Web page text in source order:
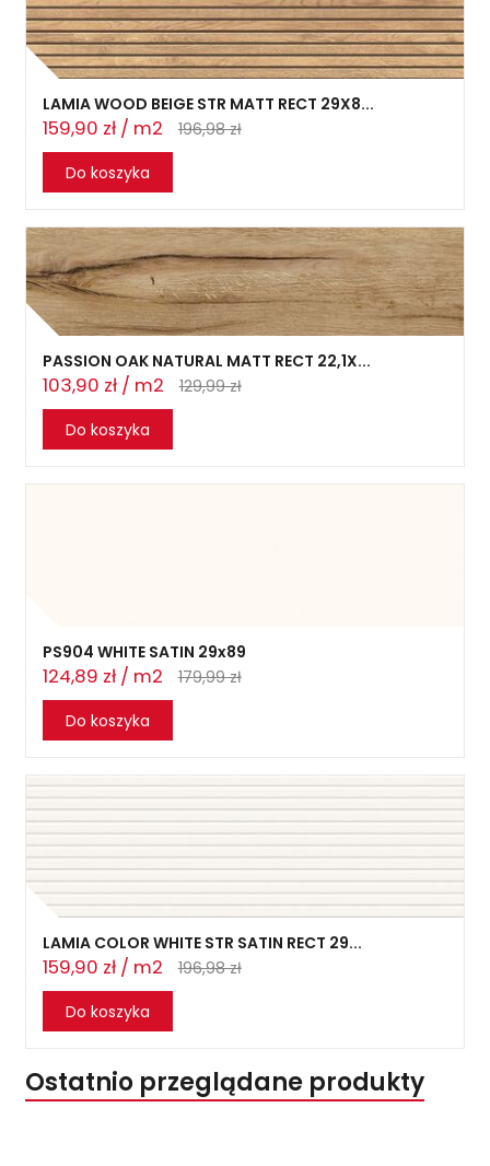
LAMIA WOOD BEIGE STR MATT RECT 29X8...
159,90 zł / m2
196,98 zł
Do koszyka
PASSION OAK NATURAL MATT RECT 22,1X...
103,90 zł / m2
129,99 zł
Do koszyka
PS904 WHITE SATIN 29x89
124,89 zł / m2
179,99 zł
Do koszyka
LAMIA COLOR WHITE STR SATIN RECT 29...
159,90 zł / m2
196,98 zł
Do koszyka
Ostatnio przeglądane produkty